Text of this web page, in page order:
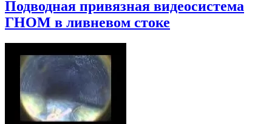
Подводная привязная видеосистема
ГНОМ в ливневом стоке